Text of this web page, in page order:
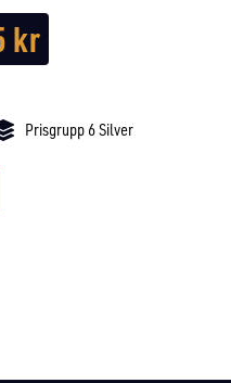
kr
Prisgrupp 6 Silver